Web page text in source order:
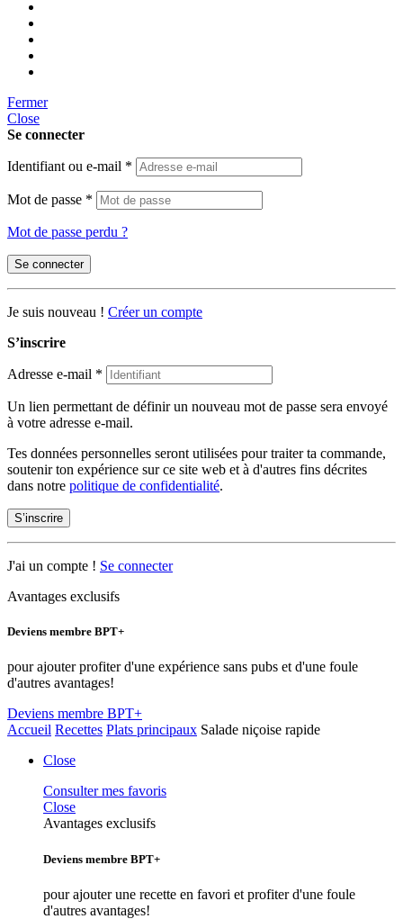
Fermer
Close
Se connecter
Identifiant ou e-mail *
Mot de passe *
Mot de passe perdu ?
Se connecter
Je suis nouveau ! Créer un compte
S’inscrire
Adresse e-mail *
Un lien permettant de définir un nouveau mot de passe sera envoyé
à votre adresse e-mail.
Tes données personnelles seront utilisées pour traiter ta commande,
soutenir ton expérience sur ce site web et à d'autres fins décrites
dans notre politique de confidentialité.
S’inscrire
J'ai un compte ! Se connecter
Avantages exclusifs
Deviens membre BPT+
pour ajouter profiter d'une expérience sans pubs et d'une foule
d'autres avantages!
Deviens membre BPT+
Accueil Recettes Plats principaux Salade niçoise rapide
Close
Consulter mes favoris
Close
Avantages exclusifs
Deviens membre BPT+
pour ajouter une recette en favori et profiter d'une foule
d'autres avantages!